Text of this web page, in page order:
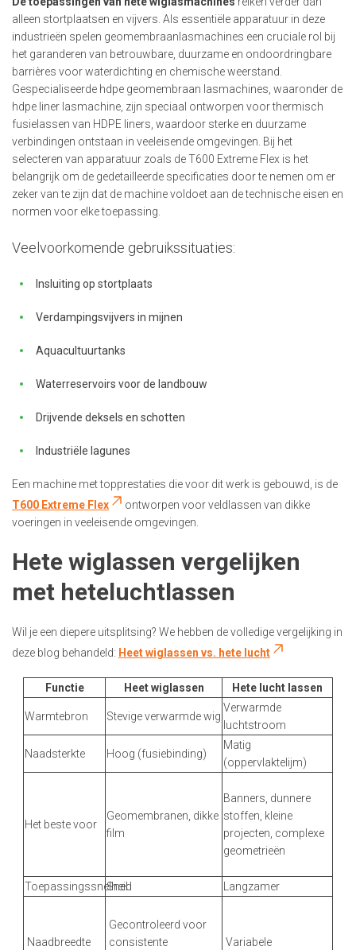
alleen stortplaatsen en vijvers. Als essentiële apparatuur in deze
industrieën spelen geomembraanlasmachines een cruciale rol bij
het garanderen van betrouwbare, duurzame en ondoordringbare
barrières voor waterdichting en chemische weerstand.
Gespecialiseerde hdpe geomembraan lasmachines, waaronder de
hdpe liner lasmachine, zijn speciaal ontworpen voor thermisch
fusielassen van HDPE liners, waardoor sterke en duurzame
verbindingen ontstaan in veeleisende omgevingen. Bij het
selecteren van apparatuur zoals de T600 Extreme Flex is het
belangrijk om de gedetailleerde specificaties door te nemen om er
zeker van te zijn dat de machine voldoet aan de technische eisen en
normen voor elke toepassing.
Veelvoorkomende gebruikssituaties:
Insluiting op stortplaats
Verdampingsvijvers in mijnen
Aquacultuurtanks
Waterreservoirs voor de landbouw
Drijvende deksels en schotten
Industriële lagunes
Een machine met topprestaties die voor dit werk is gebouwd, is de
T600 Extreme Flex
ontworpen voor veldlassen van dikke
voeringen in veeleisende omgevingen.
Hete wiglassen vergelijken
met heteluchtlassen
Wil je een diepere uitsplitsing? We hebben de volledige vergelijking in
deze blog behandeld: Heet wiglassen vs. hete lucht
Functie Heet wiglassen Hete lucht lassen
Warmtebron Stevige verwarmde wig
Verwarmde
luchtstroom
Naadsterkte Hoog (fusiebinding)
Matig
(oppervlaktelijm)
Het beste voor
Geomembranen, dikke
film
Banners, dunnere
stoffen, kleine
projecten, complexe
geometrieën
Toepassingssnelheid
Snel Langzamer
Naadbreedte
Gecontroleerd voor
consistente
Variabele